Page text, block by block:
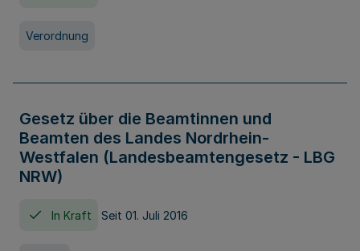
Verordnung
Gesetz über die Beamtinnen und
Beamten des Landes Nordrhein-
Westfalen (Landesbeamtengesetz - LBG
NRW)
In Kraft Seit 01. Juli 2016